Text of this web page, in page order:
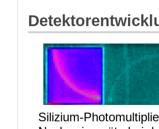
Silizium-